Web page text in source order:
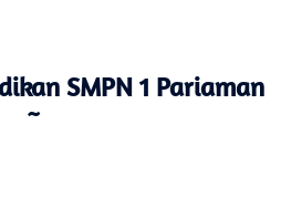
SMPN 1 Pariaman
~